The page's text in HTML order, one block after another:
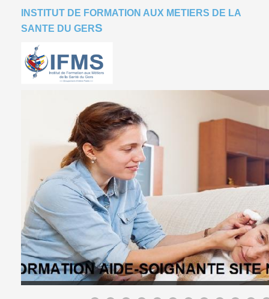
INSTITUT DE FORMATION AUX METIERS DE LA
SANTE DU GERS